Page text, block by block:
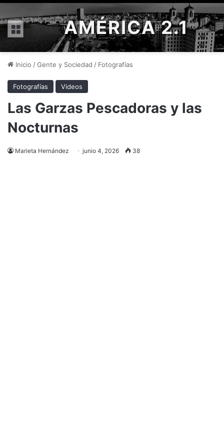
Menú AMÉRICA 2.1
Inicio /Gente y Sociedad / Fotografías
Fotografías Videos
Las Garzas Pescadoras y las
Nocturnas
Marieta Hernández junio 4, 2026 38